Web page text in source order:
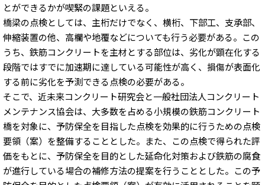
とができるかが喫緊の課題といえる。
橋梁の点検としては、主桁だけでなく、横桁、下部工、支承部、
伸縮装置の他、高欄や地覆などについても行う必要がある。この
うち、鉄筋コンクリートを主材とする部位は、劣化が顕在化する
段階ではすでに加速期に達している可能性が高く、損傷が表面化
する前に劣化を予測できる点検の必要がある。
そこで、近未来コンクリート研究会と一般社団法人コンクリート
メンテナンス協会は、大多数を占める小規模の鉄筋コンクリート
橋を対象に、予防保全を目指した点検を効果的に行うための点検
要領（案）を整備することとした。また、この点検で得られた評
価をもとに、予防保全を目的とした延命化対策および鉄筋の腐食
が進行している場合の補修方法の提案を行うこととした。この予